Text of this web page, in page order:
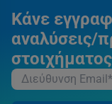
Κάνε
αναλύσεις/